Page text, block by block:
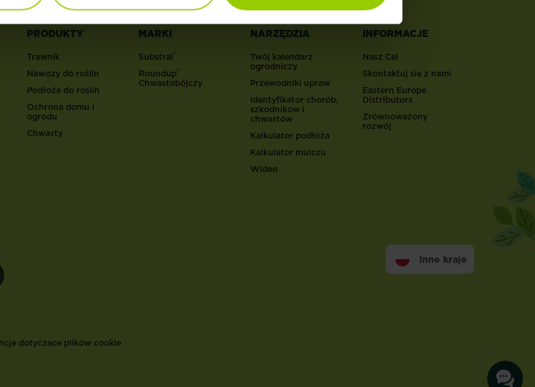
PRODUKTY
Trawnik
Nawozy do roślin
Podłoża do roślin
Ochrona domu i
ogrodu
Chwasty
MARKI
Substral®
Roundup®
Chwastobójczy
NARZĘDZIA
Twój kalendarz
ogrodniczy
Przewodniki upraw
Identyfikator chorób,
szkodników i
chwastów
Kalkulator podłoża
Kalkulator mulczu
Wideo
INFORMACJE
Nasz Cel
Skontaktuj się z nami
Eastern Europe
Distributors
Zrównoważony
rozwój
Inne kraje
dotyczące plików cookie